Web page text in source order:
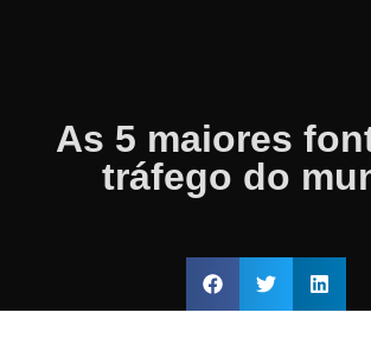
As 5 maiores
tráfego do